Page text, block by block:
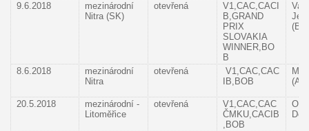
9.6.2018
mezinárodní
Nitra (SK)
otevřená
V1,CAC,CACI
B,GRAND
PRIX
SLOVAKIA
WINNER,BO
B
8.6.2018
mezinárodní
Nitra
otevřená
V1,CAC,CAC
IB,BOB
20.5.2018
mezinárodní -
Litoměřice
otevřená
V1,CAC,CAC
ČMKU,CACIB
,BOB